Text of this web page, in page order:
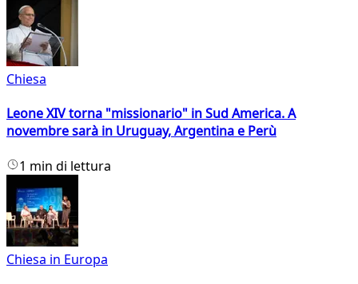
Chiesa
Leone XIV torna "missionario" in Sud America. A
novembre sarà in Uruguay, Argentina e Perù
1 min di lettura
Chiesa in Europa